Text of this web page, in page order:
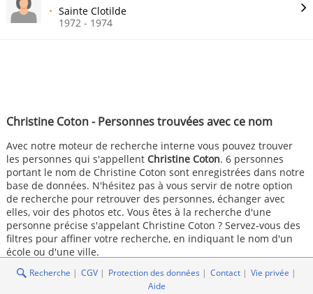
Christine Coton - Personnes trouvées avec ce nom
Avec notre moteur de recherche interne vous pouvez trouver
les personnes qui s'appellent Christine Coton. 6 personnes
portant le nom de Christine Coton sont enregistrées dans notre
base de données. N'hésitez pas à vous servir de notre option
de recherche pour retrouver des personnes, échanger avec
elles, voir des photos etc. Vous êtes à la recherche d'une
personne précise s'appelant Christine Coton ? Servez-vous des
filtres pour affiner votre recherche, en indiquant le nom d'un
école ou d'une ville.
Sainte Clotilde
1972 - 1974
Recherche CGV Protection des données Contact
Vie privée
Aide